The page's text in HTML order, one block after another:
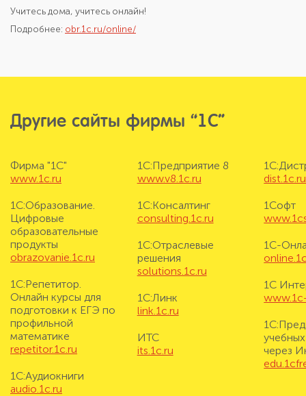
Учитесь дома, учитесь онлайн!
Подробнее: obr.1c.ru/online/
Другие сайты фирмы “1С”
Фирма "1С"
www.1c.ru
1С:Образование.
Цифровые
образовательные
продукты
obrazovanie.1c.ru
1С:Репетитор.
Онлайн курсы для
подготовки к ЕГЭ по
профильной
математике
repetitor.1c.ru
1С:Аудиокниги
audio.1c.ru
1С:Предприятие 8
www.v8.1c.ru
1С:Консалтинг
consulting.1c.ru
1С:Отраслевые
решения
solutions.1c.ru
1С:Линк
link.1c.ru
ИТС
its.1c.ru
dist.1c.ru
1Софт
1С-
1С
через